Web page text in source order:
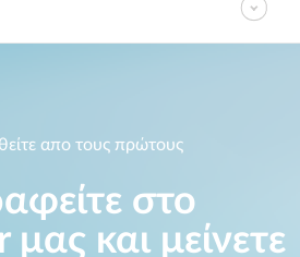
απο τους πρώτους
στο
και μείνετε